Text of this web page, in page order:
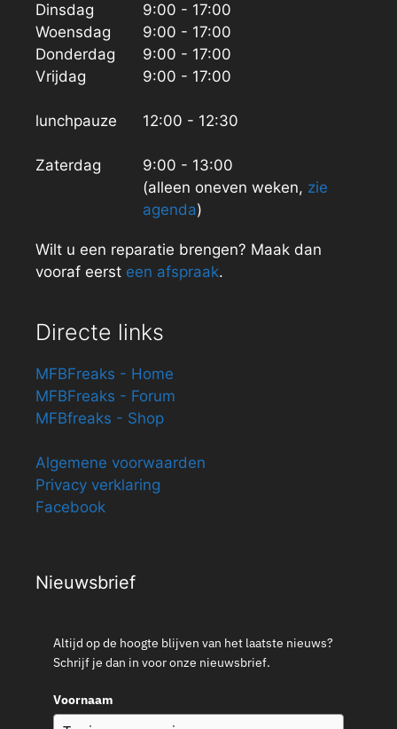
Dinsdag
Woensdag
Donderdag
Vrijdag
lunchpauze
Zaterdag
9:00 - 17:00
9:00 - 17:00
9:00 - 17:00
9:00 - 17:00
12:00 - 12:30
9:00 - 13:00
(alleen oneven weken, zie
agenda)
Wilt u een reparatie brengen? Maak dan
vooraf eerst een afspraak.
Directe links
MFBFreaks - Home
MFBFreaks - Forum
MFBfreaks - Shop
Algemene voorwaarden
Privacy verklaring
Facebook
Nieuwsbrief
Altijd op de hoogte blijven van het laatste nieuws?
Schrijf je dan in voor onze nieuwsbrief.
Voornaam